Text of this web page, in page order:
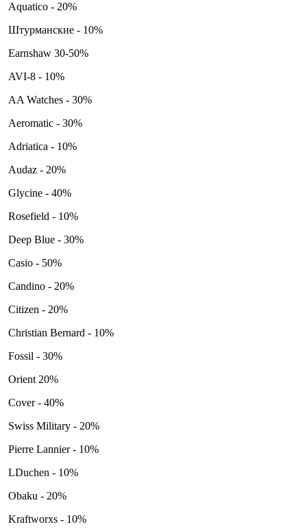
Aquatico - 20%
Штурманские - 10%
Earnshaw 30-50%
AVI-8 - 10%
AA Watches - 30%
Aeromatic - 30%
Adriatica - 10%
Audaz - 20%
Glycine - 40%
Rosefield - 10%
Deep Blue - 30%
Casio - 50%
Candino - 20%
Citizen - 20%
Christian Bernard - 10%
Fossil - 30%
Orient 20%
Cover - 40%
Swiss Military - 20%
Pierre Lannier - 10%
LDuchen - 10%
Obaku - 20%
Kraftworxs - 10%